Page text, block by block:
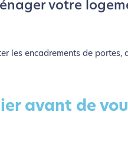
votre
les encadrements de
avant de